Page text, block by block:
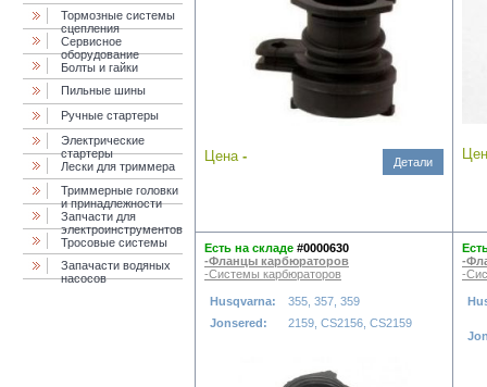
Тормозные системы
сцепления
Сервисное
оборудование
Болты и гайки
Пильные шины
Ручные стартеры
Электрические
стартеры
Лески для триммера
Триммерные головки
и принадлежности
Запчасти для
электроинструментов
Тросовые системы
Запачасти водяных
насосов
Цена - Детали
Есть на складе #0000630
-Фланцы карбюраторов
-Системы карбюраторов
Husqvarna:
355, 357, 359
Jonsered:
2159, CS2156, CS2159
-
-